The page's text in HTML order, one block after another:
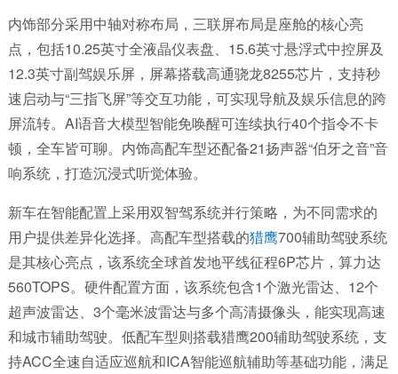
内饰部分采用中轴对称布局，三联屏布局是座舱的核心亮
点，包括10.25英寸全液晶仪表盘、15.6英寸悬浮式中控屏及
12.3英寸副驾娱乐屏，屏幕搭载高通骁龙8255芯片，支持秒
速启动与“三指飞屏”等交互功能，可实现导航及娱乐信息的跨
屏流转。AI语音大模型智能免唤醒可连续执行40个指令不卡
顿，全车皆可聊。内饰高配车型还配备21扬声器“伯牙之音”音
响系统，打造沉浸式听觉体验。
新车在智能配置上采用双智驾系统并行策略，为不同需求的
用户提供差异化选择。高配车型搭载的猎鹰700辅助驾驶系统
是其核心亮点，该系统全球首发地平线征程6P芯片，算力达
560TOPS。硬件配置方面，该系统包含1个激光雷达、12个
超声波雷达、3个毫米波雷达与多个高清摄像头，能实现高速
和城市辅助驾驶。低配车型则搭载猎鹰200辅助驾驶系统，支
持ACC全速自适应巡航和ICA智能巡航辅助等基础功能，满足